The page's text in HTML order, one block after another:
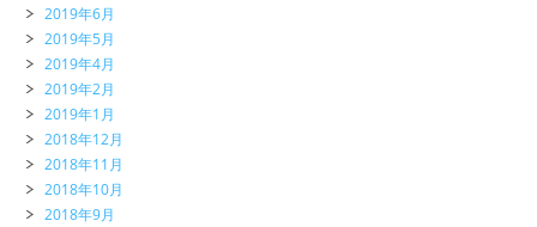
2019年6月
2019年5月
2019年4月
2019年2月
2019年1月
2018年12月
2018年11月
2018年10月
2018年9月